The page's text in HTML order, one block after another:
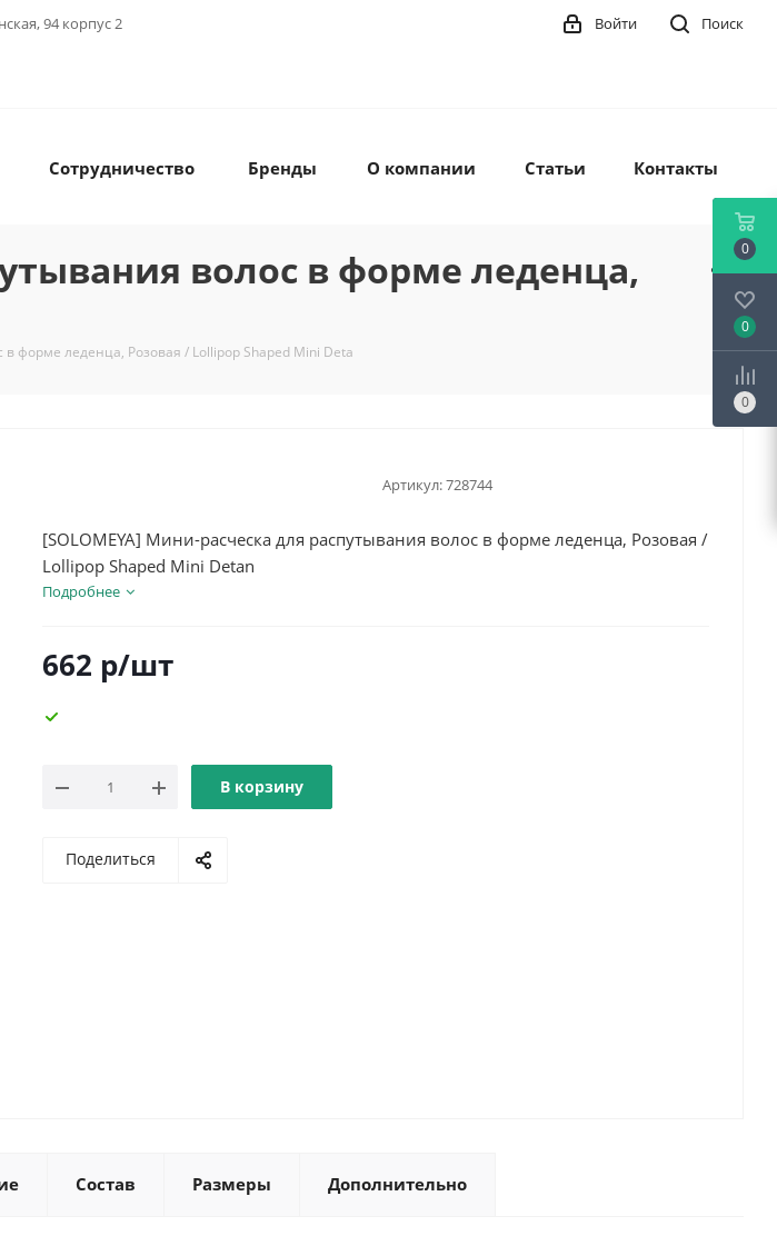
94 корпус 2 Поиск
Войти
Сотрудничество Бренды О компании Статьи Контакты
волос в форме леденца,
форме леденца, Розовая / Lollipop Shaped Mini Deta
Артикул:728744
[SOLOMEYA] Мини-расческа для распутывания волос в форме леденца, Розовая /
Lollipop Shaped Mini Detan
Подробнее
662 р/шт
В корзину
Поделиться
Состав Размеры Дополнительно
0
0
0